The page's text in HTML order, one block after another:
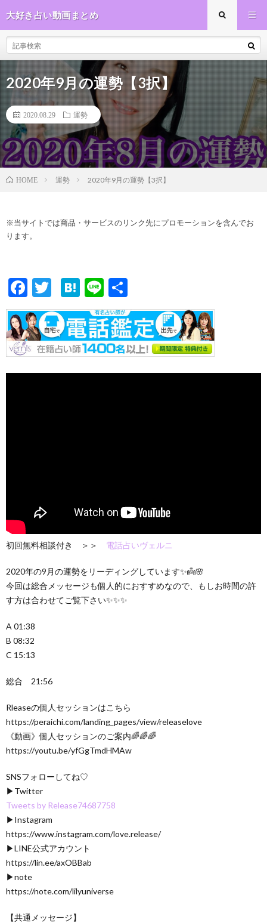
大好き占い動画まとめ
2020年9月の運勢【3択】
2020.08.29 運勢
HOME 運勢 2020年9月の運勢【3択】
※当サイトでは商品・サービスのリンク先にプロモーションを含んでお
ります。
F
ac
e
b
o
T
w
itt
er
H
at
e
n
a
Li
n
e
有
初回無料相談付き ＞＞ 電話占いヴェルニ
2020年の9月の運勢をリーディングしています✨👼🌸
今回は総合メッセージも個人的におすすめなので、もしお時間の許
す方は合わせてご覧下さい✨✨✨
A 01:38
B 08:32
C 15:13
総合 21:56
Rleaseの個人セッションはこちら
https://peraichi.com/landing_pages/view/releaselove
《動画》個人セッションのご案内🌈🌈🌈
https://youtu.be/yfGgTmdHMAw
SNSフォローしてね♡
▶︎Twitter
Tweets by Release74687758
▶︎Instagram
https://www.instagram.com/love.release/
▶︎LINE公式アカウント
https://lin.ee/axOBBab
▶︎note
https://note.com/lilyuniverse
【共通メッセージ】